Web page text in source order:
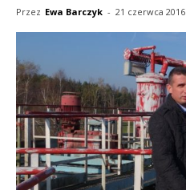
Przez Ewa Barczyk - 21 czerwca 2016